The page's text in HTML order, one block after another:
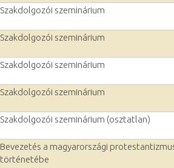
Szakdolgozói szeminárium
Szakdolgozói szeminárium
Szakdolgozói szeminárium
Szakdolgozói szeminárium
Szakdolgozói szeminárium (osztatlan)
Bevezetés a magyarországi
történetébe